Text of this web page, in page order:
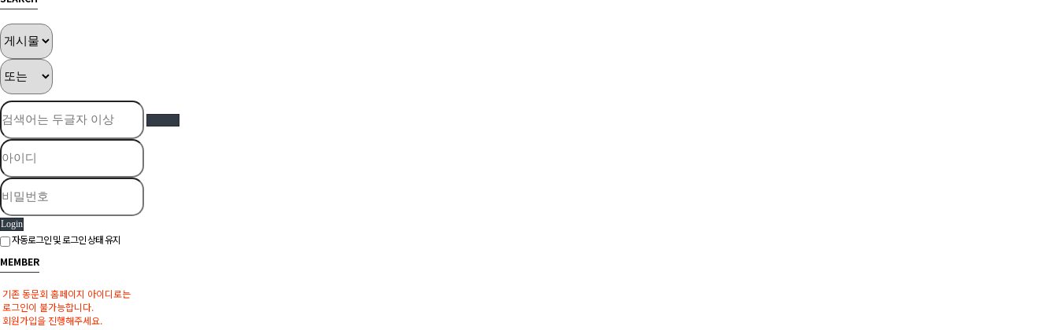
Login
자동로그인 및 로그인 상태 유지
MEMBER
기존 동문회 홈페이지 아이디로는
로그인이 불가능합니다.
회원가입을 진행해주세요.